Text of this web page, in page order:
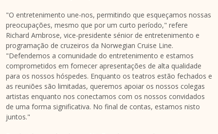
"O entretenimento une-nos, permitindo que esqueçamos nossas
preocupações, mesmo que por um curto período," refere
Richard Ambrose, vice-presidente sénior de entretenimento e
programação de cruzeiros da Norwegian Cruise Line.
"Defendemos a comunidade do entretenimento e estamos
comprometidos em fornecer apresentações de alta qualidade
para os nossos hóspedes. Enquanto os teatros estão fechados e
as reuniões são limitadas, queremos apoiar os nossos colegas
artistas enquanto nos conectamos com os nossos convidados
de uma forma significativa. No final de contas, estamos nisto
juntos."